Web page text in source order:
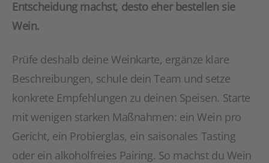
Entscheidung machst, desto eher bestellen sie
Wein.
Prüfe deshalb deine Weinkarte, ergänze klare
Beschreibungen, schule dein Team und setze
konkrete Empfehlungen zu deinen Speisen. Starte
mit wenigen starken Maßnahmen: ein Wein pro
Gericht, ein Probierglas, ein saisonales Tasting
oder ein alkoholfreies Pairing. So machst du Wein